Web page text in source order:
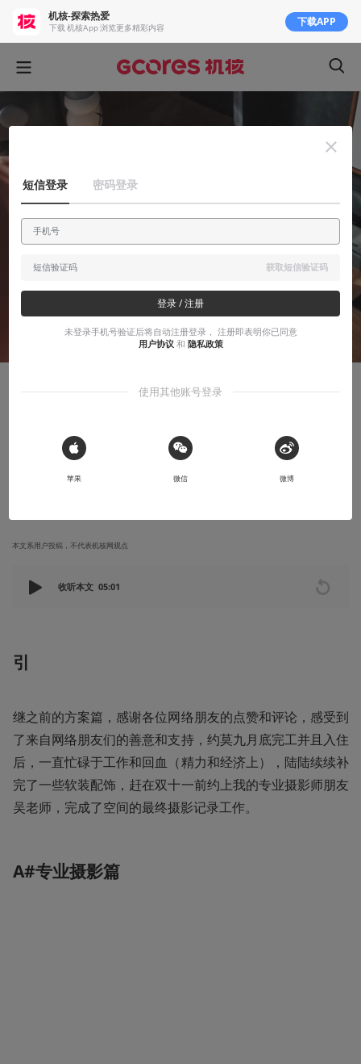
创作笔记
落地实景的方案篇续集
本文系用户投稿，不代表机核网观点
收听本文 05:01
引
继之前的方案篇，感谢各位网络朋友的点赞和评论，感受到
了来自网络朋友们的善意和支持，约莫九月底完工并且入住
后，一直忙碌于工作和回血（精力和经济上），陆陆续续补
完了一些软装配饰，赶在双十一前约上我的专业摄影师朋友
吴老师，完成了空间的最终摄影记录工作。
A#专业摄影篇
机核-探索热爱
下载 机核App 浏览更多精彩内容 下载APP
短信登录 密码登录
获取短信验证码
登录 / 注册
未登录手机号验证后将自动注册登录， 注册即表明你已同意
用户协议 和 隐私政策
使用其他账号登录
 Sign in with Apple
苹果 微信 微博